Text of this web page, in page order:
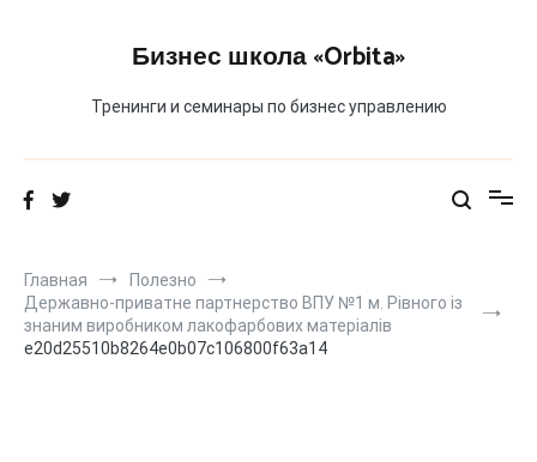
Бизнес школа «Orbita»
Тренинги и семинары по бизнес управлению
Главная
Полезно
Державно-приватне партнерство ВПУ №1 м. Рівного із
знаним виробником лакофарбових матеріалів
e20d25510b8264e0b07c106800f63a14